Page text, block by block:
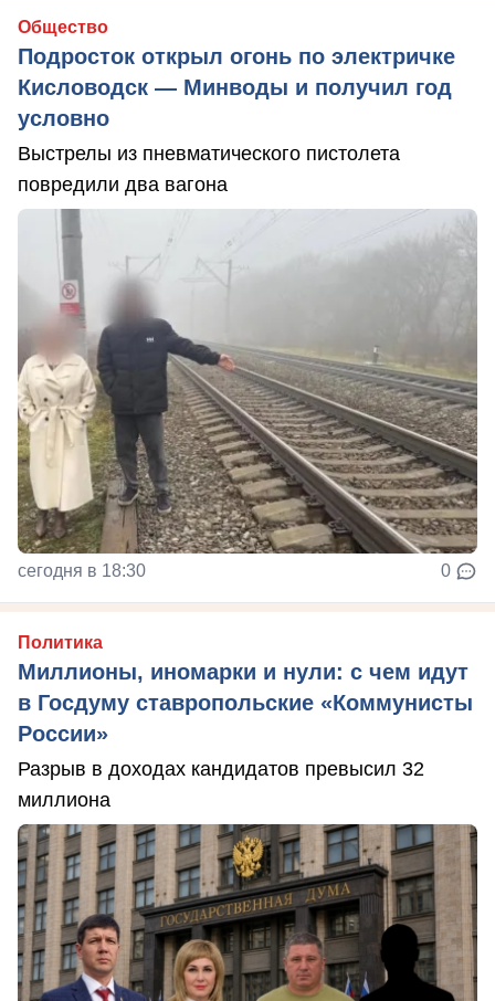
Общество
Подросток открыл огонь по электричке
Кисловодск — Минводы и получил год
условно
Выстрелы из пневматического пистолета
повредили два вагона
сегодня в 18:30 0
Политика
Миллионы, иномарки и нули: с чем идут
в Госдуму ставропольские «Коммунисты
России»
Разрыв в доходах кандидатов превысил 32
миллиона